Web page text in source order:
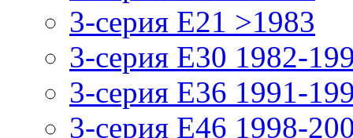
3-серия E21 >1983
3-серия E30 1982-
3-серия E36 1991-
3-серия E46 1998-